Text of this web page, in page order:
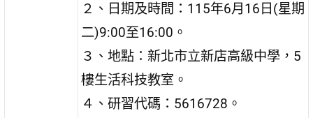
２、日期及時間：115年6月16日(星期
二)9:00至16:00。
３、地點：新北市立新店高級中學，5
樓生活科技教室。
４、研習代碼：5616728。